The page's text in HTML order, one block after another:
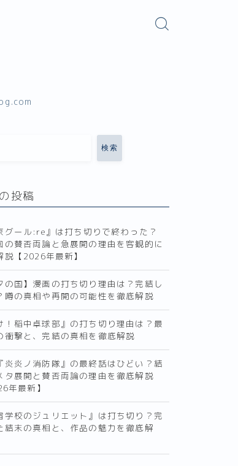
検索
投稿
グール:re』は打ち切りで終わった？
の賛否両論と急展開の理由を客観的に
説【2026年最新】
の国】漫画の打ち切り理由は？完結し
噂の真相や再開の可能性を徹底解説
！稲中卓球部』の打ち切り理由は？最
衝撃と、完結の真相を徹底解説
炎炎ノ消防隊』の最終話はひどい？結
タ展開と賛否両論の理由を徹底解説
年最新】
学校のジュリエット』は打ち切り？完
結末の真相と、作品の魅力を徹底解